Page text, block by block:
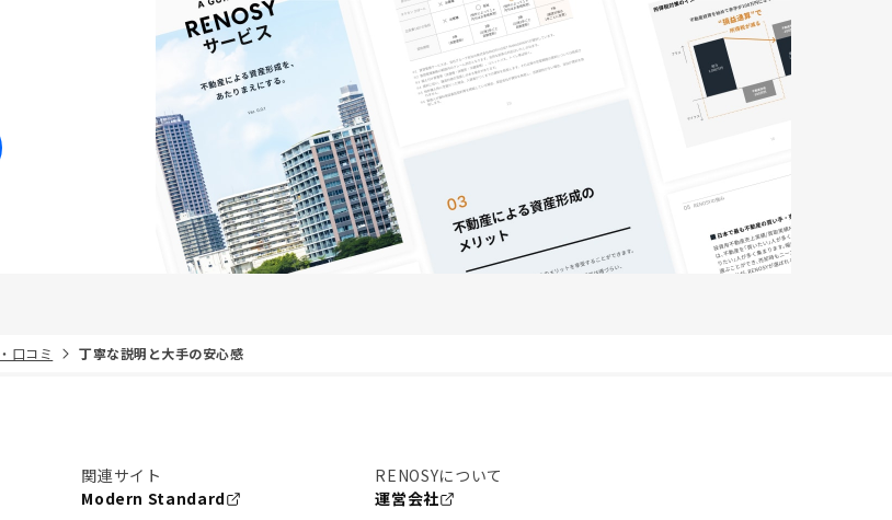
口コミ 丁寧な説明と大手の安心感
関連サイト
Modern Standard
RENOSYについて
運営会社